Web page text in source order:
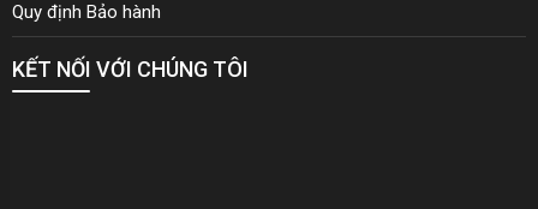
Quy định Bảo hành
KẾT NỐI VỚI CHÚNG TÔI